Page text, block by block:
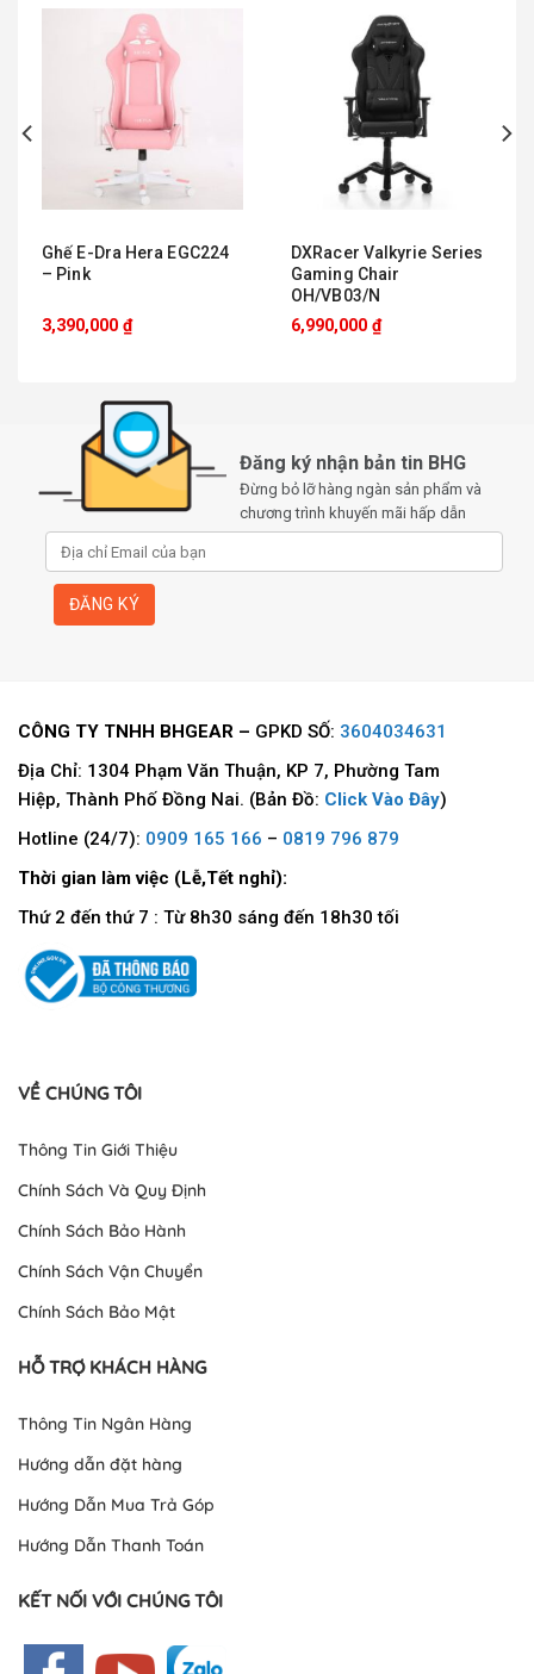
sử dụng. Từ phần tựa đầu, lưng ghế đến tay kê và kê chân –
mọi chi tiết đều được tính toán kỹ lưỡng để nâng đỡ cơ thể
đúng cách và giúp bạn duy trì tư thế ngồi lành mạnh suốt cả
ngày.
Tựa đầu 3D linh hoạt
Phần tựa đầu có thể điều chỉnh theo cả độ cao và độ
nghiêng, giúp nâng đỡ vùng cổ – gáy hiệu quả. Dù bạn ngồi
Ghế E-Dra Hera EGC224
– Pink
3,390,000 ₫
DXRacer Valkyrie Series
Gaming Chair
OH/VB03/N
6,990,000 ₫
Đăng ký nhận bản tin BHG
Đừng bỏ lỡ hàng ngàn sản phẩm và
chương trình khuyến mãi hấp dẫn
CÔNG TY TNHH BHGEAR – GPKD SỐ: 3604034631
Địa Chỉ: 1304 Phạm Văn Thuận, KP 7, Phường Tam
Hiệp, Thành Phố Đồng Nai. (Bản Đồ: Click Vào Đây)
Hotline (24/7): 0909 165 166 – 0819 796 879
Thời gian làm việc (Lễ,Tết nghỉ):
Thứ 2 đến thứ 7 : Từ 8h30 sáng đến 18h30 tối
VỀ CHÚNG TÔI
Thông Tin Giới Thiệu
Chính Sách Và Quy Định
Chính Sách Bảo Hành
Chính Sách Vận Chuyển
Chính Sách Bảo Mật
HỖ TRỢ KHÁCH HÀNG
Thông Tin Ngân Hàng
Hướng dẫn đặt hàng
Hướng Dẫn Mua Trả Góp
Hướng Dẫn Thanh Toán
KẾT NỐI VỚI CHÚNG TÔI